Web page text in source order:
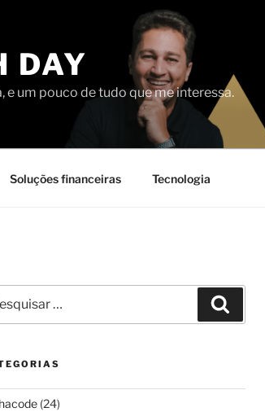
DAY
um pouco de tudo que me interessa.
Soluções financeiras Tecnologia
(24)